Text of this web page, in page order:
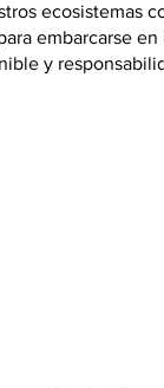
ecosistemas
embarcarse
y